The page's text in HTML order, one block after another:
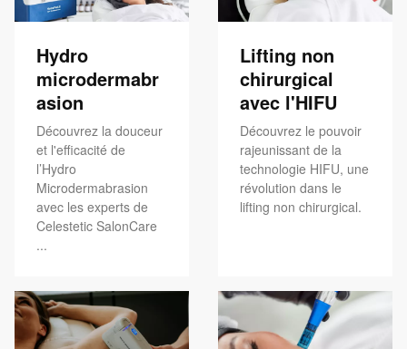
Hydro
microdermabr
asion
Découvrez la douceur
et l'efficacité de
l’Hydro
Microdermabrasion
avec les experts de
Celestetic SalonCare
...
Lifting non
chirurgical
avec l'HIFU
Découvrez le pouvoir
rajeunissant de la
technologie HIFU, une
révolution dans le
lifting non chirurgical.